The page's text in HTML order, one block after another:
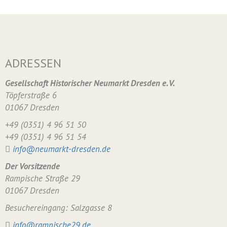
ADRESSEN
Gesellschaft Historischer Neumarkt Dresden e. V.
Töpferstraße 6
01067 Dresden
+49 (0351) 4 96 51 50
+49 (0351) 4 96 51 54
info@neumarkt-dresden.de
Der Vorsitzende
Rampische Straße 29
01067 Dresden
Besuchereingang: Salzgasse 8